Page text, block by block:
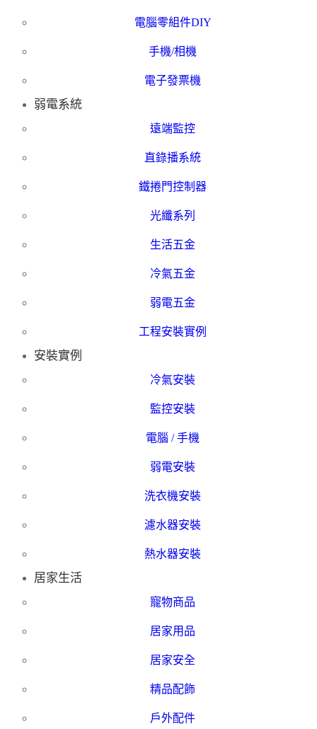
電腦零組件DIY
手機/相機
電子發票機
弱電系統
遠端監控
直錄播系統
鐵捲門控制器
光纖系列
生活五金
冷氣五金
弱電五金
工程安裝實例
安裝實例
冷氣安裝
監控安裝
電腦 / 手機
弱電安裝
洗衣機安裝
濾水器安裝
熱水器安裝
居家生活
寵物商品
居家用品
居家安全
精品配飾
戶外配件